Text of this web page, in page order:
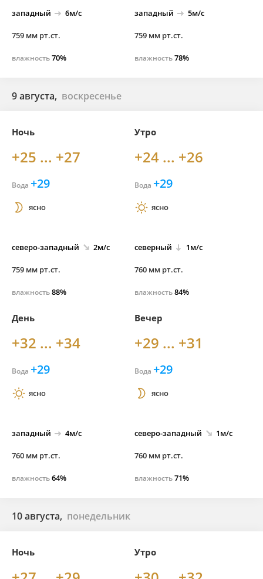
западный 6м/с
759 мм рт.ст.
влажность70%
западный 5м/с
759 мм рт.ст.
влажность78%
9 августа, воскресенье
Ночь
+25 ... +27
Вода +29
ясно
северо-западный 2м/с
759 мм рт.ст.
влажность88%
Утро
+24 ... +26
Вода +29
ясно
северный 1м/с
760 мм рт.ст.
влажность84%
День
+32 ... +34
Вода +29
ясно
западный 4м/с
760 мм рт.ст.
влажность64%
Вечер
+29 ... +31
Вода +29
ясно
северо-западный 1м/с
760 мм рт.ст.
влажность71%
10 августа, понедельник
Ночь Утро